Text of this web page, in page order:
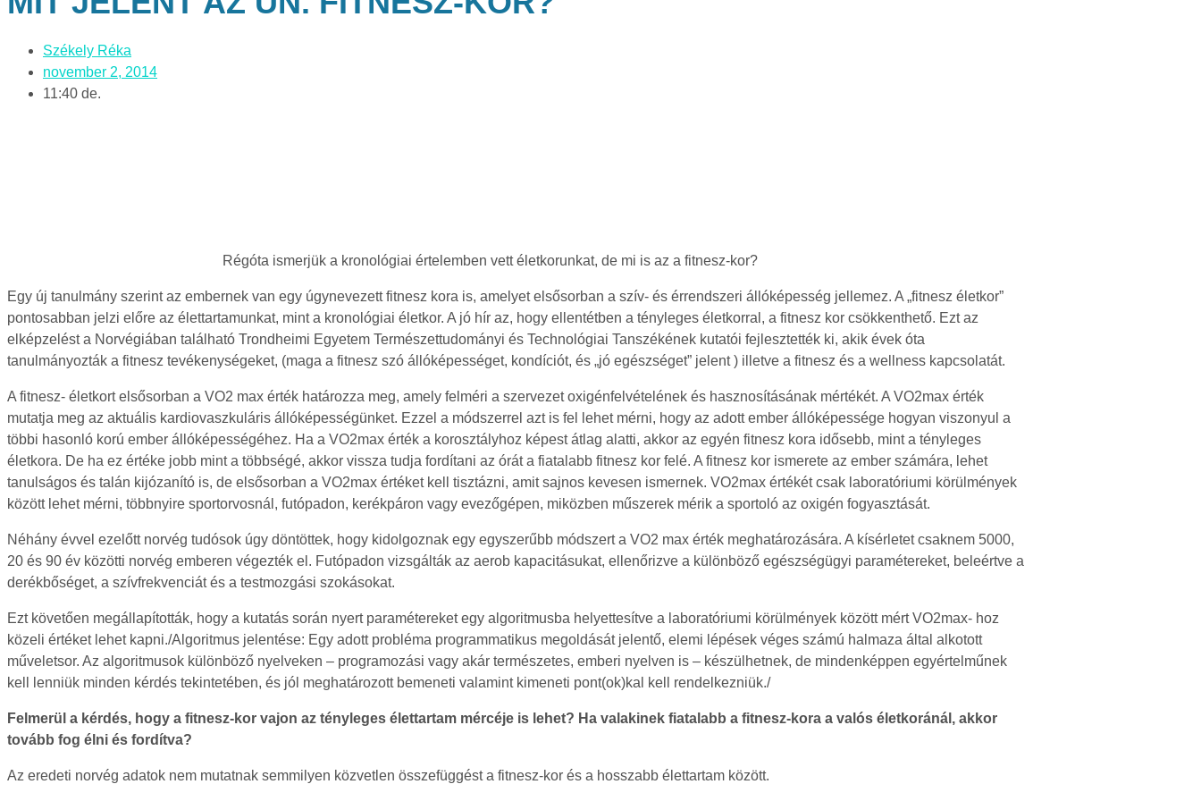
Székely Réka
november 2, 2014
11:40 de.
Régóta ismerjük a kronológiai értelemben vett életkorunkat, de mi is az a fitnesz-kor?
Egy új tanulmány szerint az embernek van egy úgynevezett fitnesz kora is, amelyet elsősorban a szív- és érrendszeri állóképesség jellemez. A „fitnesz életkor”
pontosabban jelzi előre az élettartamunkat, mint a kronológiai életkor. A jó hír az, hogy ellentétben a tényleges életkorral, a fitnesz kor csökkenthető. Ezt az
elképzelést a Norvégiában található Trondheimi Egyetem Természettudományi és Technológiai Tanszékének kutatói fejlesztették ki, akik évek óta
tanulmányozták a fitnesz tevékenységeket, (maga a fitnesz szó állóképességet, kondíciót, és „jó egészséget” jelent ) illetve a fitnesz és a wellness kapcsolatát.
A fitnesz- életkort elsősorban a VO2 max érték határozza meg, amely felméri a szervezet oxigénfelvételének és hasznosításának mértékét. A VO2max érték
mutatja meg az aktuális kardiovaszkuláris állóképességünket. Ezzel a módszerrel azt is fel lehet mérni, hogy az adott ember állóképessége hogyan viszonyul a
többi hasonló korú ember állóképességéhez. Ha a VO2max érték a korosztályhoz képest átlag alatti, akkor az egyén fitnesz kora idősebb, mint a tényleges
életkora. De ha ez értéke jobb mint a többségé, akkor vissza tudja fordítani az órát a fiatalabb fitnesz kor felé. A fitnesz kor ismerete az ember számára, lehet
tanulságos és talán kijózanító is, de elsősorban a VO2max értéket kell tisztázni, amit sajnos kevesen ismernek. VO2max értékét csak laboratóriumi körülmények
között lehet mérni, többnyire sportorvosnál, futópadon, kerékpáron vagy evezőgépen, miközben műszerek mérik a sportoló az oxigén fogyasztását.
Néhány évvel ezelőtt norvég tudósok úgy döntöttek, hogy kidolgoznak egy egyszerűbb módszert a VO2 max érték meghatározására. A kísérletet csaknem 5000,
20 és 90 év közötti norvég emberen végezték el. Futópadon vizsgálták az aerob kapacitásukat, ellenőrizve a különböző egészségügyi paramétereket, beleértve a
derékbőséget, a szívfrekvenciát és a testmozgási szokásokat.
Ezt követően megállapították, hogy a kutatás során nyert paramétereket egy algoritmusba helyettesítve a laboratóriumi körülmények között mért VO2max- hoz
közeli értéket lehet kapni./Algoritmus jelentése: Egy adott probléma programmatikus megoldását jelentő, elemi lépések véges számú halmaza által alkotott
műveletsor. Az algoritmusok különböző nyelveken – programozási vagy akár természetes, emberi nyelven is – készülhetnek, de mindenképpen egyértelműnek
kell lenniük minden kérdés tekintetében, és jól meghatározott bemeneti valamint kimeneti pont(ok)kal kell rendelkezniük./
Felmerül a kérdés, hogy a fitnesz-kor vajon az tényleges élettartam mércéje is lehet? Ha valakinek fiatalabb a fitnesz-kora a valós életkoránál, akkor
tovább fog élni és fordítva?
Az eredeti norvég adatok nem mutatnak semmilyen közvetlen összefüggést a fitnesz-kor és a hosszabb élettartam között.